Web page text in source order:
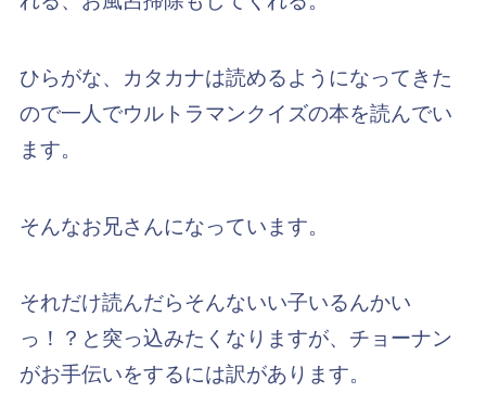
ひらがな、カタカナは読めるようになってきた
ので一人でウルトラマンクイズの本を読んでい
ます。
そんなお兄さんになっています。
それだけ読んだらそんないい子いるんかい
っ！？と突っ込みたくなりますが、チョーナン
がお手伝いをするには訳があります。